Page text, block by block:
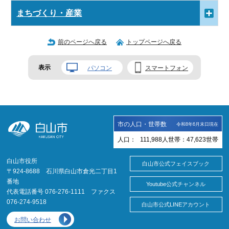
まちづくり・産業
前のページへ戻る トップページへ戻る
表示 パソコン スマートフォン
市の人口・世帯数 令和8年6月末日現在
人口： 111,988 人 世帯： 47,623世帯
白山市役所
〒924-8688 石川県白山市倉光二丁目1
番地
代表電話番号 076-276-1111 ファクス
076-274-9518
お問い合わせ
白山市公式フェイスブック
Youtube公式チャンネル
白山市公式LINEアカウント